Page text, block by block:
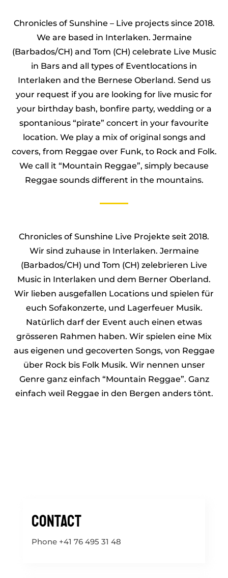
Chronicles of Sunshine – Live projects since 2018.
We are based in Interlaken. Jermaine
(Barbados/CH) and Tom (CH) celebrate Live Music
in Bars and all types of Eventlocations in
Interlaken and the Bernese Oberland. Send us
your request if you are looking for live music for
your birthday bash, bonfire party, wedding or a
spontanious “pirate” concert in your favourite
location. We play a mix of original songs and
covers, from Reggae over Funk, to Rock and Folk.
We call it “Mountain Reggae”, simply because
Reggae sounds different in the mountains.
Chronicles of Sunshine Live Projekte seit 2018.
Wir sind zuhause in Interlaken. Jermaine
(Barbados/CH) und Tom (CH) zelebrieren Live
Music in Interlaken und dem Berner Oberland.
Wir lieben ausgefallen Locations und spielen für
euch Sofakonzerte, und Lagerfeuer Musik.
Natürlich darf der Event auch einen etwas
grösseren Rahmen haben. Wir spielen eine Mix
aus eigenen und gecoverten Songs, von Reggae
über Rock bis Folk Musik. Wir nennen unser
Genre ganz einfach “Mountain Reggae”. Ganz
einfach weil Reggae in den Bergen anders tönt.
Contact
Phone +41 76 495 31 48